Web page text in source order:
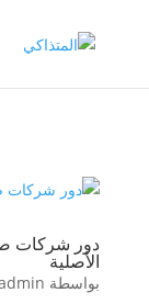
دور شركات
الأصلية
بواسطة